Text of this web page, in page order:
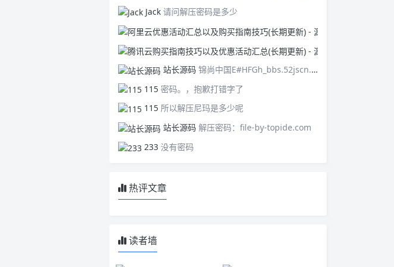
Jack 请问解压密码是多少
站长源码 锦尚中国E#HFGh_bbs.52jscn.comEYzhibo8
115 密码。，抱歉打错字了
115 所以解压尼玛是多少呢
站长源码 解压密码：file-by-topide.com
233 没有密码
热评文章
读者墙